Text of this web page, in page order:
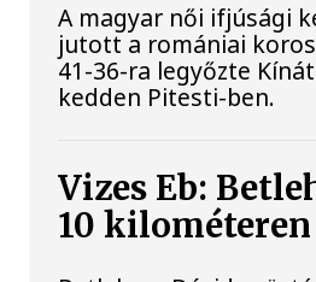
A magyar női ifjúsági
jutott a romániai
41-36-ra legyőzte
kedden Pitesti-ben.
Vizes Eb:
10 kilométeren